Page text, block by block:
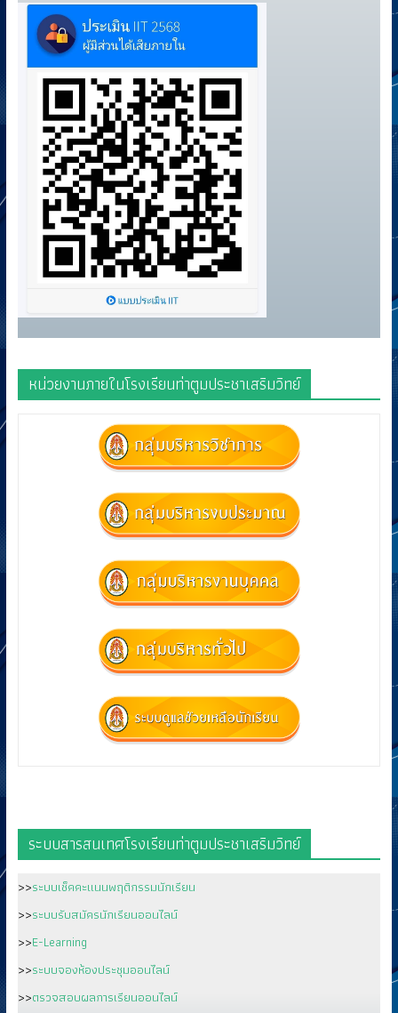
หน่วยงานภายในโรงเรียนท่าตูมประชาเสริมวิทย์
ระบบสารสนเทศโรงเรียนท่าตูมประชาเสริมวิทย์
>>ระบบเช็คคะแนนพฤติกรรมนักเรียน
>>ระบบรับสมัครนักเรียนออนไลน์
>>E-Learning
>>ระบบจองห้องประชุมออนไลน์
>>ตรวจสอบผลการเรียนออนไลน์